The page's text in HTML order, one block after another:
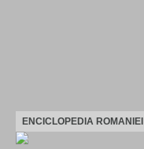
ENCICLOPEDIA ROMANIEI